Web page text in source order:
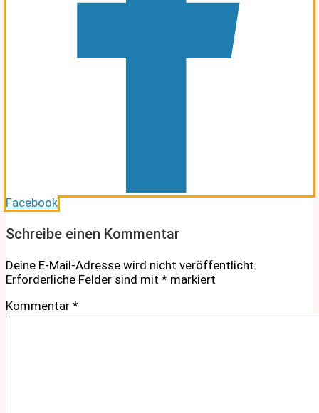
Facebook
Schreibe einen Kommentar
Deine E-Mail-Adresse wird nicht veröffentlicht.
Erforderliche Felder sind mit * markiert
Kommentar *